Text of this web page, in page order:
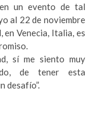
un evento de tal
al 22 de noviembre
en Venecia, Italia, es
sí me siento muy
de tener esta
desafío”.